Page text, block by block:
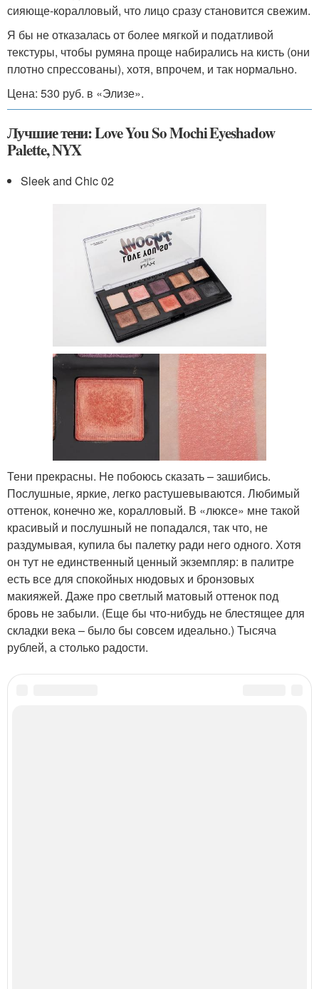
сияюще-коралловый, что лицо сразу становится свежим.
Я бы не отказалась от более мягкой и податливой
текстуры, чтобы румяна проще набирались на кисть (они
плотно спрессованы), хотя, впрочем, и так нормально.
Цена: 530 руб. в «Элизе».
Лучшие тени: Love You So Mochi Eyeshadow
Palette, NYX
Sleek and Chic 02
Тени прекрасны. Не побоюсь сказать – зашибись.
Послушные, яркие, легко растушевываются. Любимый
оттенок, конечно же, коралловый. В «люксе» мне такой
красивый и послушный не попадался, так что, не
раздумывая, купила бы палетку ради него одного. Хотя
он тут не единственный ценный экземпляр: в палитре
есть все для спокойных нюдовых и бронзовых
макияжей. Даже про светлый матовый оттенок под
бровь не забыли. (Еще бы что-нибудь не блестящее для
складки века – было бы совсем идеально.) Тысяча
рублей, а столько радости.